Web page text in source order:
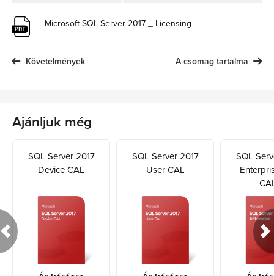
Microsoft SQL Server 2017 _ Licensing
Követelmények A csomag tartalma
Ajánljuk még
SQL Server 2017
Device CAL
SQL Server 2017
User CAL
SQL